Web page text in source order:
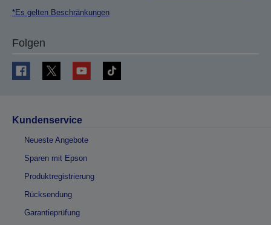
*Es gelten Beschränkungen
Folgen
Kundenservice
Neueste Angebote
Sparen mit Epson
Produktregistrierung
Rücksendung
Garantieprüfung